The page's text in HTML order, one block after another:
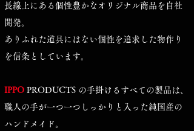
長線上にある個性豊かなオリジナル商品を自社
開発。
ありふれた道具にはない個性を追求した物作り
を信条としています。
IPPO PRODUCTS の手掛けるすべての製品は、
職人の手が一つ一つしっかりと入った純国産の
ハンドメイド。